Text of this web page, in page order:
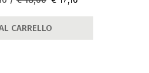
CARRELLO